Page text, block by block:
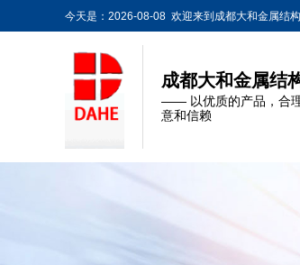
今天是：2026-08-08 欢迎来到成都大和金属结
成都大和金属结
—— 以优质的产品，合
意和信赖